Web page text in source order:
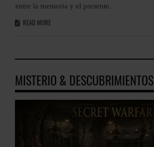
entre la memoria y el presente.
READ MORE
MISTERIO & DESCUBRIMIENTOS